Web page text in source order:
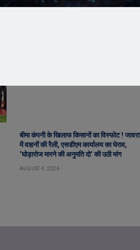
बीमा कंपनी के खिलाफ किसानों का विस्फोट ! जावरा
में वाहनों की रैली, एसडीएम कार्यालय का घेराव,
‘घोड़ारोज मारने की अनुमति दो’ की उठी मांग
AUGUST 4, 2026